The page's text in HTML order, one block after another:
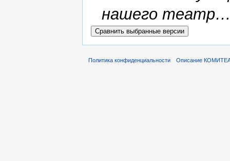
нашего
Политика конфиденциальности Описание